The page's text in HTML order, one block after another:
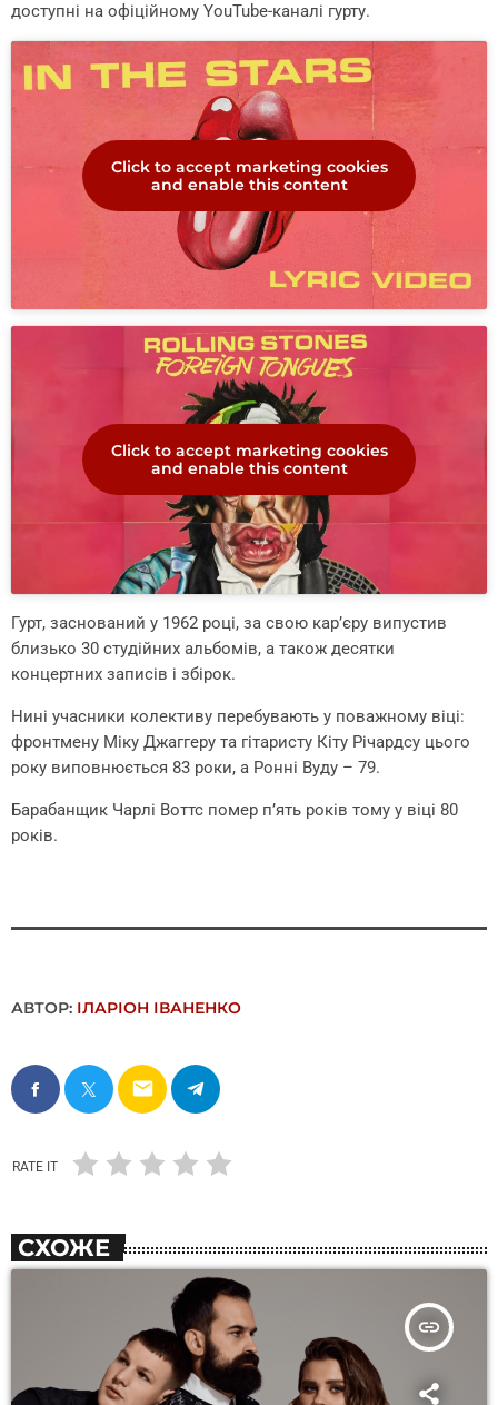
доступні на офіційному YouTube-каналі гурту.
Click to accept marketing cookies
and enable this content
Click to accept marketing cookies
and enable this content
Гурт, заснований у 1962 році, за свою кар’єру випустив
близько 30 студійних альбомів, а також десятки
концертних записів і збірок.
Нині учасники колективу перебувають у поважному віці:
фронтмену Міку Джаггеру та гітаристу Кіту Річардсу цього
року виповнюється 83 роки, а Ронні Вуду – 79.
Барабанщик Чарлі Воттс помер п’ять років тому у віці 80
років.
АВТОР: ІЛАРІОН ІВАНЕНКО
email
RATE IT
СХОЖЕ
insert_link